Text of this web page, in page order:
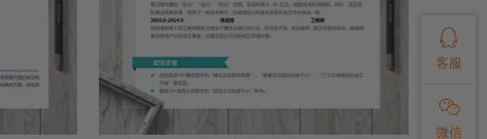

客服

微信